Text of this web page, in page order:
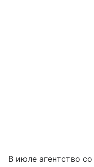
В июле агентство